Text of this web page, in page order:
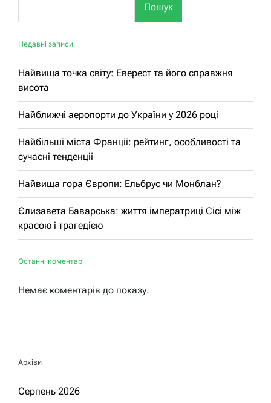
Пошук
Недавні записи
Найвища точка світу: Еверест та його справжня
висота
Найближчі аеропорти до України у 2026 році
Найбільші міста Франції: рейтинг, особливості та
сучасні тенденції
Найвища гора Європи: Ельбрус чи Монблан?
Єлизавета Баварська: життя імператриці Сісі між
красою і трагедією
Останні коментарі
Немає коментарів до показу.
Архіви
Серпень 2026